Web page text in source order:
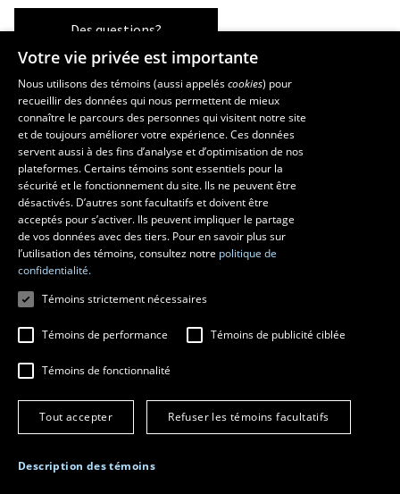
Des questions?
Les écoles et la recherche
École supérieure d’aménagement du territoire et de développement
régional
École d’architecture
École de design
Centre de recherche en aménagement et développement
© 2026 Université Laval
Tous droits réservés
Conditions générales d'utilisation
Fraude en ligne
Paramétrer les témoins
Votre vie privée est importante
Nous utilisons des témoins (aussi appeléscookies) pour
recueillir des données qui nous permettent de mieux
connaître le parcours des personnes qui visitent notre site
et de toujours améliorer votre expérience. Ces données
servent aussi à des fins d’analyse et d’optimisation de nos
plateformes. Certains témoins sont essentiels pour la
sécurité et le fonctionnement du site. Ils ne peuvent être
désactivés. D’autres sont facultatifs et doivent être
acceptés pour s’activer. Ils peuvent impliquer le partage
de vos données avec des tiers. Pour en savoir plus sur
l’utilisation des témoins, consultez notre politique de
confidentialité.
Témoins strictement nécessaires
Témoins de performance Témoins de publicité ciblée
Témoins de fonctionnalité
Tout accepter Refuser les témoins facultatifs
Description des témoins